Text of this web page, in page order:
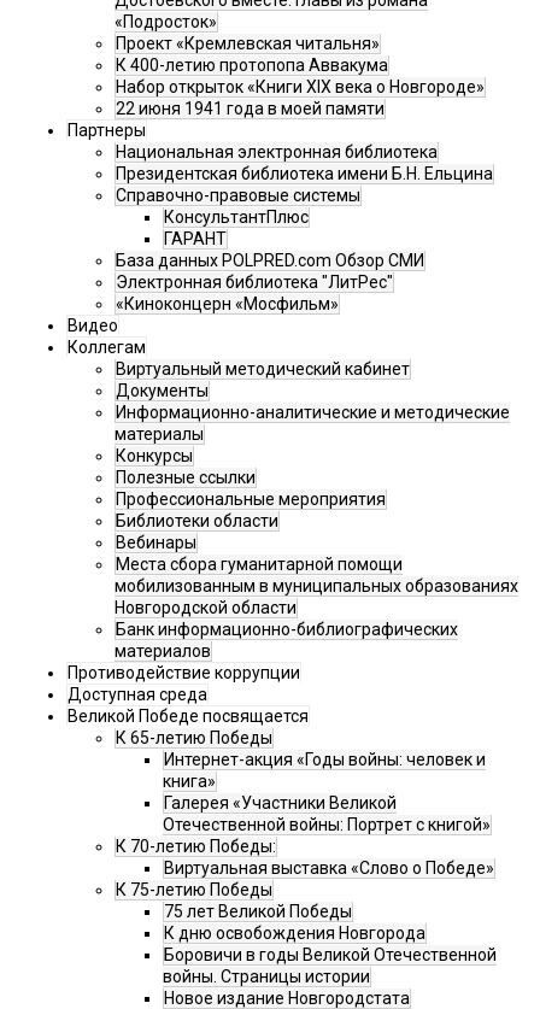
«Подросток»
Проект «Кремлевская читальня»
К 400-летию протопопа Аввакума
Набор открыток «Книги XIX века о Новгороде»
22 июня 1941 года в моей памяти
Партнеры
Национальная электронная библиотека
Президентская библиотека имени Б.Н. Ельцина
Справочно-правовые системы
КонсультантПлюс
ГАРАНТ
База данных POLPRED.com Обзор СМИ
Электронная библиотека "ЛитРес"
«Киноконцерн «Мосфильм»
Видео
Коллегам
Виртуальный методический кабинет
Документы
Информационно-аналитические и методические
материалы
Конкурсы
Полезные ссылки
Профессиональные мероприятия
Библиотеки области
Вебинары
Места сбора гуманитарной помощи
мобилизованным в муниципальных образованиях
Новгородской области
Банк информационно-библиографических
материалов
Противодействие коррупции
Доступная среда
Великой Победе посвящается
К 65-летию Победы
Интернет-акция «Годы войны: человек и
книга»
Галерея «Участники Великой
Отечественной войны: Портрет с книгой»
К 70-летию Победы:
Виртуальная выставка «Слово о Победе»
К 75-летию Победы
75 лет Великой Победы
К дню освобождения Новгорода
Боровичи в годы Великой Отечественной
войны. Страницы истории
Новое издание Новгородстата